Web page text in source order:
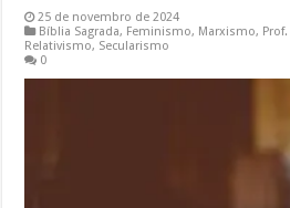
25 de novembro de 2024
Bíblia Sagrada, Feminismo, Marxismo,
Relativismo, Secularismo
0